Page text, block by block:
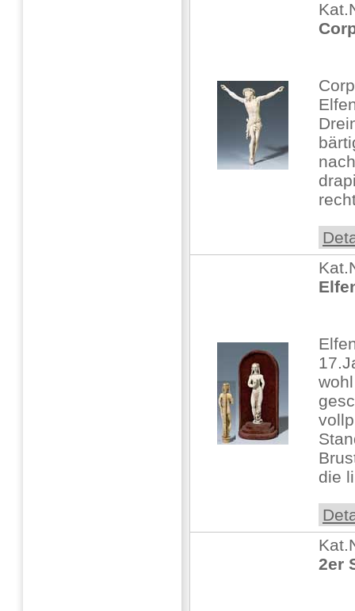
die
2er